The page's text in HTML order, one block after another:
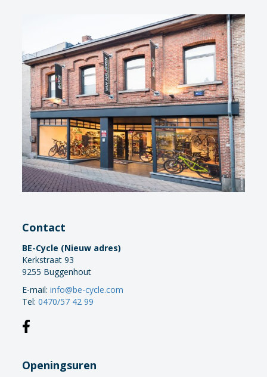
Contact
BE-Cycle (Nieuw adres)
Kerkstraat 93
9255 Buggenhout
E-mail:info@be-cycle.com
Tel:0470/57 42 99
Openingsuren